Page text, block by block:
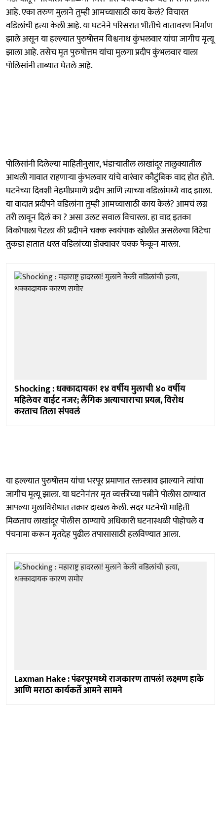
आहे. एका तरुण मुलाने तुम्ही आमच्यासाठी काय केलं? विचारत
वडिलांची हत्या केली आहे. या घटनेने परिसरात भीतीचे वातावरण निर्माण
झाले असून या हल्ल्यात पुरुषोत्तम विश्वनाथ कुंभलवार यांचा जागीच मृत्यू
झाला आहे. तसेच मृत पुरुषोत्तम यांचा मुलगा प्रदीप कुंभलवार याला
पोलिसांनी ताब्यात घेतले आहे.
पोलिसांनी दिलेल्या माहितीनुसार, भंडाऱ्यातील लाखांदूर तालुक्यातील
आथली गावात राहणाऱ्या कुंभलवार यांचे वारंवार कौटुंबिक वाद होत होते.
घटनेच्या दिवशी नेहमीप्रमाणे प्रदीप आणि त्याच्या वडिलांमध्ये वाद झाला.
या वादात प्रदीपने वडिलांना तुम्ही आमच्यासाठी काय केलं? आमचं लग्न
तरी लावून दिलं का ? असा उलट सवाल विचारला. हा वाद इतका
विकोपाला पेटला की प्रदीपने चक्क स्वयंपाक खोलीत असलेल्या विटेचा
तुकडा हातात धरत वडिलांच्या डोक्यावर चक्क फेकून मारला.
Shocking : धक्कादायक! १४ वर्षीय मुलाची ४० वर्षीय
महिलेवर वाईट नजर; लैंगिक अत्याचाराचा प्रयत्न, विरोध
करताच तिला संपवलं
या हल्ल्यात पुरुषोत्तम यांचा भरपूर प्रमाणात रक्तस्त्राव झाल्याने त्यांचा
जागीच मृत्यू झाला. या घटनेनंतर मृत व्यक्तीच्या पत्नीने पोलीस ठाण्यात
आपल्या मुलाविरोधात तक्रार दाखल केली. सदर घटनेची माहिती
मिळताच लाखांदूर पोलीस ठाण्याचे अधिकारी घटनास्थळी पोहोचले व
पंचनामा करून मृतदेह पुढील तपासासाठी हलविण्यात आला.
Laxman Hake : पंढरपूरमध्ये राजकारण तापलं! लक्ष्मण हाके
आणि मराठा कार्यकर्ते आमने सामने